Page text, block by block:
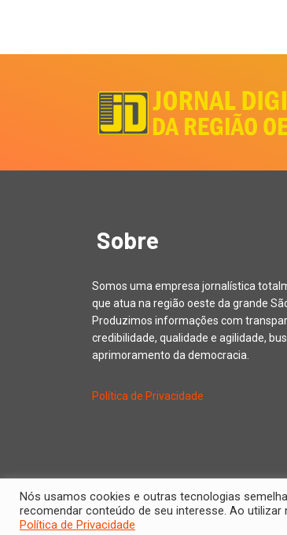
Sobre
Somos uma empresa jornalística
que atua na região oeste da grande
Produzimos informações com
credibilidade, qualidade e agilidade,
aprimoramento da democracia.
Política de Privacidade
Nós usamos cookies e outras tecnologias
recomendar conteúdo de seu interesse. Ao
Política de Privacidade